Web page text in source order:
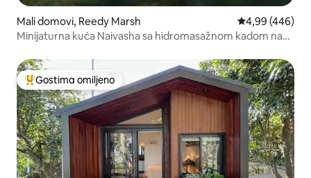
Mali domovi, Reedy Marsh Prosečna
4,99 (446)
Minijaturna kuća Naivasha sa hidromasažnom kadom na
Najuspešniji među gostima omiljenim
Gostima omiljeno